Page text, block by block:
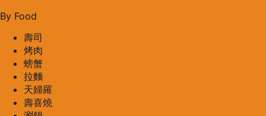
By Food
壽司
烤肉
螃蟹
拉麵
天婦羅
壽喜燒